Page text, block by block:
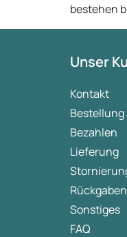
bestehen
Unser
Kontakt
Bezahlen
Lieferung
Rückgaben
Sonstiges
FAQ